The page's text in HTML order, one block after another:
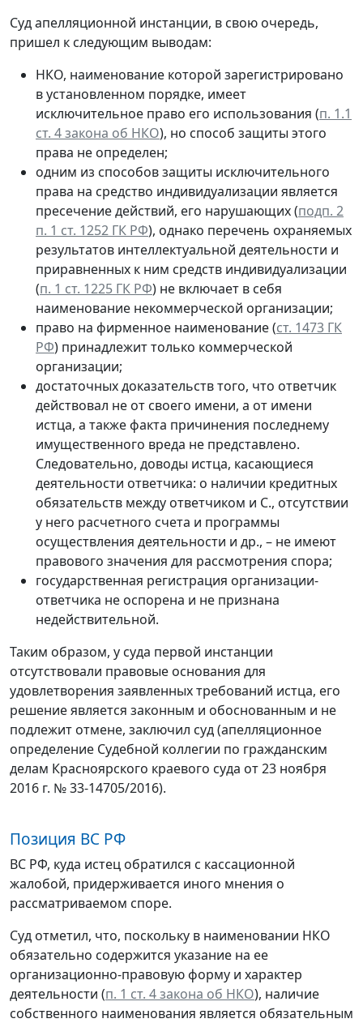
Суд апелляционной инстанции, в свою очередь,
пришел к следующим выводам:
НКО, наименование которой зарегистрировано
в установленном порядке, имеет
исключительное право его использования (п. 1.1
ст. 4 закона об НКО), но способ защиты этого
права не определен;
одним из способов защиты исключительного
права на средство индивидуализации является
пресечение действий, его нарушающих (подп. 2
п. 1 ст. 1252 ГК РФ), однако перечень охраняемых
результатов интеллектуальной деятельности и
приравненных к ним средств индивидуализации
(п. 1 ст. 1225 ГК РФ) не включает в себя
наименование некоммерческой организации;
право на фирменное наименование (ст. 1473 ГК
РФ) принадлежит только коммерческой
организации;
достаточных доказательств того, что ответчик
действовал не от своего имени, а от имени
истца, а также факта причинения последнему
имущественного вреда не представлено.
Следовательно, доводы истца, касающиеся
деятельности ответчика: о наличии кредитных
обязательств между ответчиком и С., отсутствии
у него расчетного счета и программы
осуществления деятельности и др., – не имеют
правового значения для рассмотрения спора;
государственная регистрация организации-
ответчика не оспорена и не признана
недействительной.
Таким образом, у суда первой инстанции
отсутствовали правовые основания для
удовлетворения заявленных требований истца, его
решение является законным и обоснованным и не
подлежит отмене, заключил суд (апелляционное
определение Судебной коллегии по гражданским
делам Красноярского краевого суда от 23 ноября
2016 г. № 33-14705/2016).
Позиция ВС РФ
ВС РФ, куда истец обратился с кассационной
жалобой, придерживается иного мнения о
рассматриваемом споре.
Суд отметил, что, поскольку в наименовании НКО
обязательно содержится указание на ее
организационно-правовую форму и характер
деятельности (п. 1 ст. 4 закона об НКО), наличие
собственного наименования является обязательным